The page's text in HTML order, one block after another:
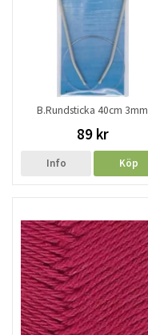
B.Rundsticka 40cm 3mm
89 kr
Info Köp